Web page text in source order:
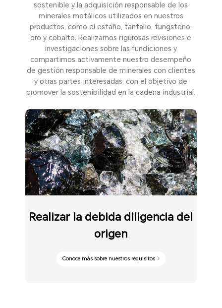
sostenible y la adquisición responsable de los
minerales metálicos utilizados en nuestros
productos, como el estaño, tantalio, tungsteno,
oro y cobalto. Realizamos rigurosas revisiones e
investigaciones sobre las fundiciones y
compartimos activamente nuestro desempeño
de gestión responsable de minerales con clientes
y otras partes interesadas, con el objetivo de
promover la sostenibilidad en la cadena industrial.
Realizar la debida diligencia del
origen
Conoce más sobre nuestros requisitos